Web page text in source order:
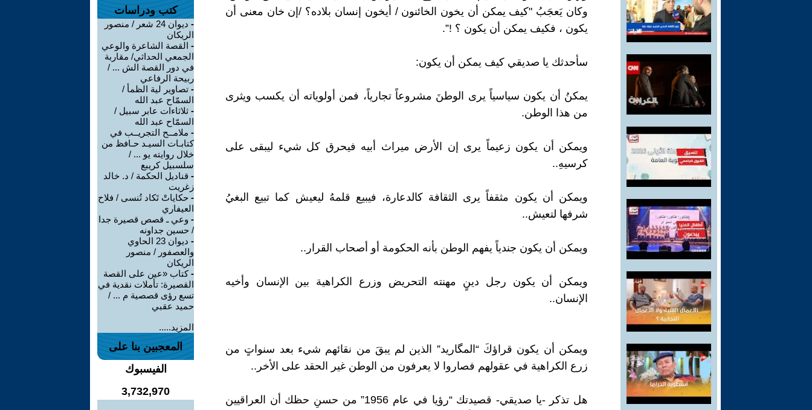
وكان يَعجَبُ "كيف يمكن أن يخون الخائنون / أيخون إنسان بلاده؟ /إن خان معنى أن
يكون ، فكيف يمكن أن يكون ؟ !”.
سأحدثك يا صديقي كيف يمكن أن يكون:
يمكنُ أن يكون سياسياً يرى الوطنَ مشروعاً تجارياً، فمن أولوياته أن يكسب ويثرى
من هذا الوطن.
ويمكن أن يكون زعيماً يرى إن الأرض ميراث أبيه فيحرق كل شيء ليبقى على
كرسيهِ..
ويمكن أن يكون مثقفاً يرى الثقافة كالدعارة، فيبيع قلمهُ ليعيش كما تبيع البغيُ
شرفها لتعيش..
ويمكن أن يكون جندياً يفهم الوطن بأنه الحكومة أو أصحاب القرار..
ويمكن أن يكون رجل دينٍ مهنته التحريض وزرع الكراهية بين الإنسان وأخيه
الإنسان..
ويمكن أن يكون قراؤكَ “المگاريد” الذين لم يبقَ من نقائهم شيء بعد سنواتٍ من
زرع الكراهية في عقولهم فصاروا لا يعرفون من الوطن غير الحقد على الأخر..
هل تذكر -يا صديقي- قصيدتك “رؤيا في عام 1956” من حسنِ حظك أن العراقيين
كتب ودراسات
-
ديوان 24 شعر / منصور
الريكان
- القصة الشاعرة والوعي
الجمعي الحداثي/ مقاربة
في دور القصة الش ... /
ربيحة الرفاعي
- تصاوير لية الظمأ /
السمّاح عبد الله
- ثلاثاءات عابر سبيل /
السمّاح عبد الله
- ملامــح التجريــب في
كتابـات السيـد حـافظ من
خلال روايته يو ... /
سلسبيل كريبع
- قناديل الحكمة / د. خالد
زغريت
- حكاياتْ تَكاد تُنسى / فلاح
العيفاري
- وعي ـ قصص قصيرة جدا
/ حسين جداونه
-
ديوان 23 الحاوي
والعصفور / منصور
الريكان
-كتاب «عين على القصة
القصيرة: تأملات نقدية في
تسع رؤى قصصية م ... /
حميد عقبي
المزيد.....
المعجبين بنا على
الفيسبوك
3,732,970